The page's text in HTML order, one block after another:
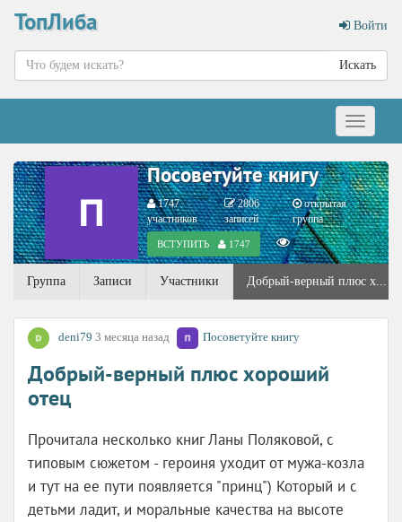
ТопЛиба Войти
Искать
Меню
Посоветуйте книгу
1747
участников
2806
записей
открытая
группа
ВСТУПИТЬ 1747
Группа Записи Участники Добрый-верный плюс х...
deni79 3 месяца назад Посоветуйте книгу
Добрый-верный плюс хороший
отец
Прочитала несколько книг Ланы Поляковой, с
типовым сюжетом - героиня уходит от мужа-козла
и тут на ее пути появляется "принц") Который и с
детьми ладит, и моральные качества на высоте